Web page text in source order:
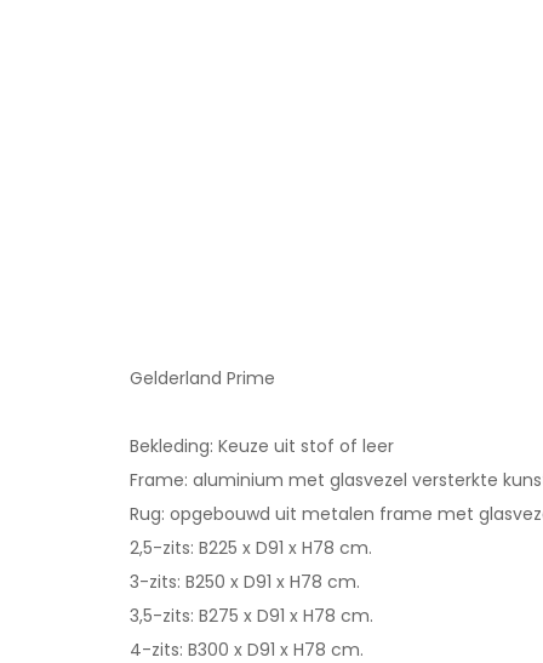
Gelderland Prime
Bekleding: Keuze uit stof of leer
Frame: aluminium met glasvezel versterkte
Rug: opgebouwd uit metalen frame met
2,5-zits: B225 x D91 x H78 cm.
3-zits: B250 x D91 x H78 cm.
3,5-zits: B275 x D91 x H78 cm.
4-zits: B300 x D91 x H78 cm.